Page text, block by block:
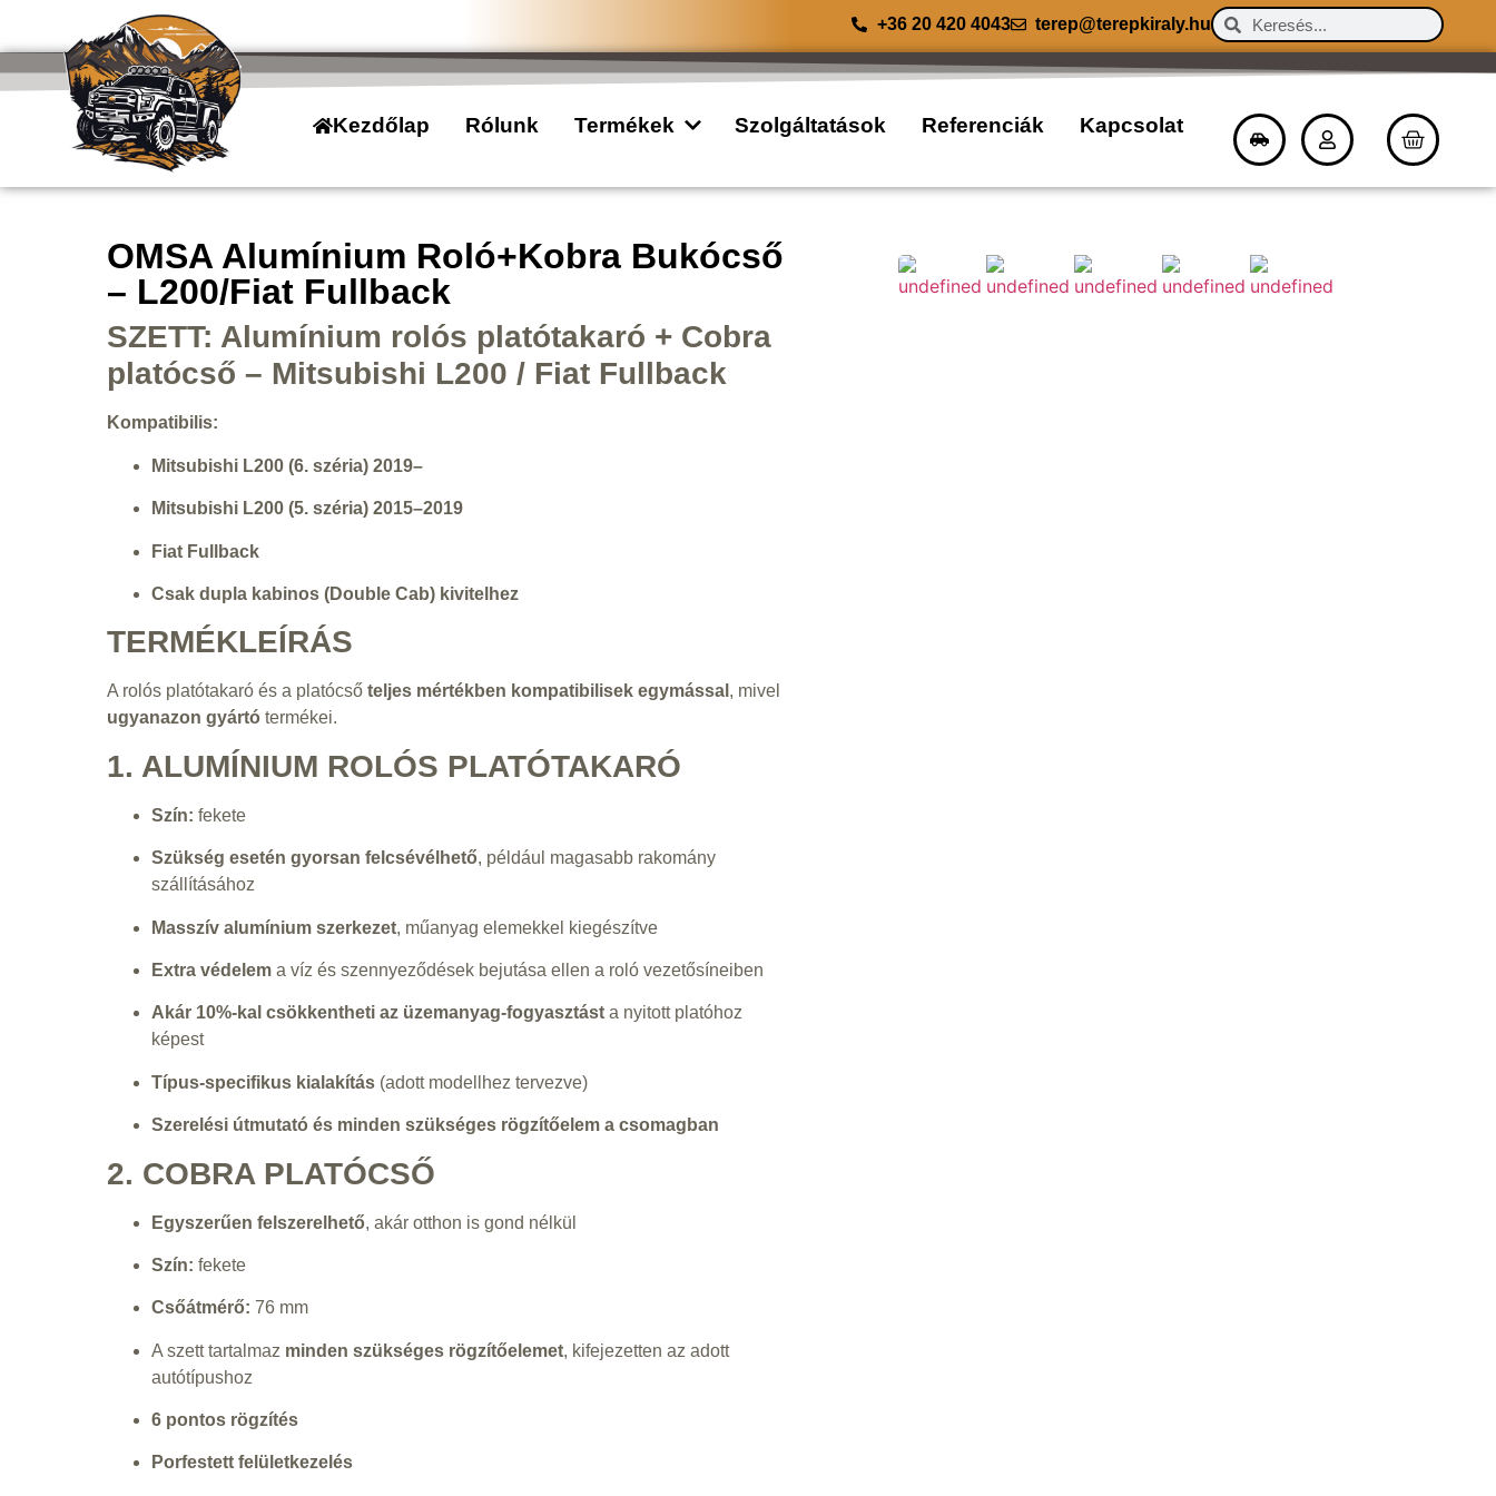
+36 20 420 4043 terep@terepkiraly.hu
Kezdőlap Rólunk Termékek Szolgáltatások Referenciák Kapcsolat
OMSA Alumínium Roló+Kobra Bukócső
– L200/Fiat Fullback
SZETT: Alumínium rolós platótakaró + Cobra
platócső – Mitsubishi L200 / Fiat Fullback
Kompatibilis:
Mitsubishi L200 (6. széria) 2019–
Mitsubishi L200 (5. széria) 2015–2019
Fiat Fullback
Csak dupla kabinos (Double Cab) kivitelhez
TERMÉKLEÍRÁS
A rolós platótakaró és a platócső teljes mértékben kompatibilisek egymással , mivel
ugyanazon gyártó termékei.
1. ALUMÍNIUM ROLÓS PLATÓTAKARÓ
Szín: fekete
Szükség esetén gyorsan felcsévélhető, például magasabb rakomány
szállításához
Masszív alumínium szerkezet, műanyag elemekkel kiegészítve
Extra védelem a víz és szennyeződések bejutása ellen a roló vezetősíneiben
Akár 10%-kal csökkentheti az üzemanyag-fogyasztást a nyitott platóhoz
képest
Típus-specifikus kialakítás (adott modellhez tervezve)
Szerelési útmutató és minden szükséges rögzítőelem a csomagban
2. COBRA PLATÓCSŐ
Egyszerűen felszerelhető, akár otthon is gond nélkül
Szín: fekete
Csőátmérő: 76 mm
A szett tartalmaz minden szükséges rögzítőelemet, kifejezetten az adott
autótípushoz
6 pontos rögzítés
Porfestett felületkezelés